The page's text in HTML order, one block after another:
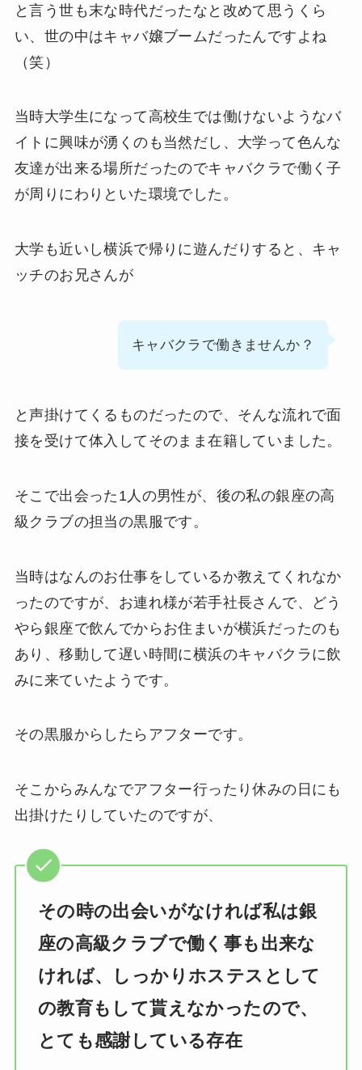
と言う世も末な時代だったなと改めて思うくら
い、世の中はキャバ嬢ブームだったんですよね
（笑）
当時大学生になって高校生では働けないようなバ
イトに興味が湧くのも当然だし、大学って色んな
友達が出来る場所だったのでキャバクラで働く子
が周りにわりといた環境でした。
大学も近いし横浜で帰りに遊んだりすると、キャ
ッチのお兄さんが
キャバクラで働きませんか？
と声掛けてくるものだったので、そんな流れで面
接を受けて体入してそのまま在籍していました。
そこで出会った1人の男性が、後の私の銀座の高
級クラブの担当の黒服です。
当時はなんのお仕事をしているか教えてくれなか
ったのですが、お連れ様が若手社長さんで、どう
やら銀座で飲んでからお住まいが横浜だったのも
あり、移動して遅い時間に横浜のキャバクラに飲
みに来ていたようです。
その黒服からしたらアフターです。
そこからみんなでアフター行ったり休みの日にも
出掛けたりしていたのですが、
その時の出会いがなければ私は銀
座の高級クラブで働く事も出来な
ければ、しっかりホステスとして
の教育もして貰えなかったので、
とても感謝している存在